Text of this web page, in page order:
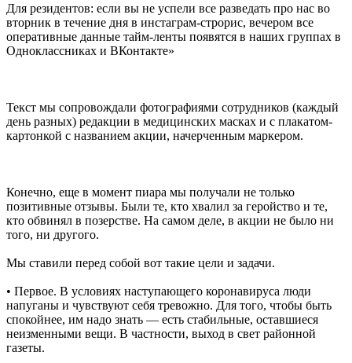
Для резидентов: если вы не успели все разведать про нас во
вторник в течение дня в инстаграм-строрис, вечером все
оперативные данные тайм-ленты появятся в наших группах в
Одноклассниках и ВКонтакте»
Текст мы сопровождали фотографиями сотрудников (каждый
день разных) редакции в медицинских масках и с плакатом-
картонкой с названием акции, начерченным маркером.
Конечно, еще в момент пиара мы получали не только
позитивные отзывы. Были те, кто хвалил за геройство и те,
кто обвинял в позерстве. На самом деле, в акции не было ни
того, ни другого.
Мы ставили перед собой вот такие цели и задачи.
• Первое. В условиях наступающего коронавируса люди
напуганы и чувствуют себя тревожно. Для того, чтобы быть
спокойнее, им надо знать — есть стабильные, оставшиеся
неизменными вещи. В частности, выход в свет районной
газеты.